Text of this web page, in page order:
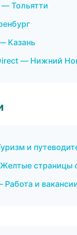
— Тольятти
Казань
— Нижний
и
страницы
и